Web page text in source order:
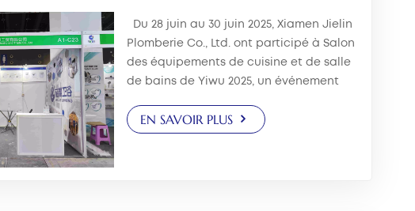
Du 28 juin au 30 juin 2025, Xiamen Jielin
Plomberie Co., Ltd. ont participé à Salon
des équipements de cuisine et de salle
de bains de Yiwu 2025, un événement
distributeurs d'accessoires de salle de
EN SAVOIR PLUS